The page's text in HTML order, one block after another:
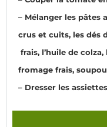
– Mélanger les pâtes
crus et cuits, les dés
frais, l’huile de
fromage frais,
– Dresser les